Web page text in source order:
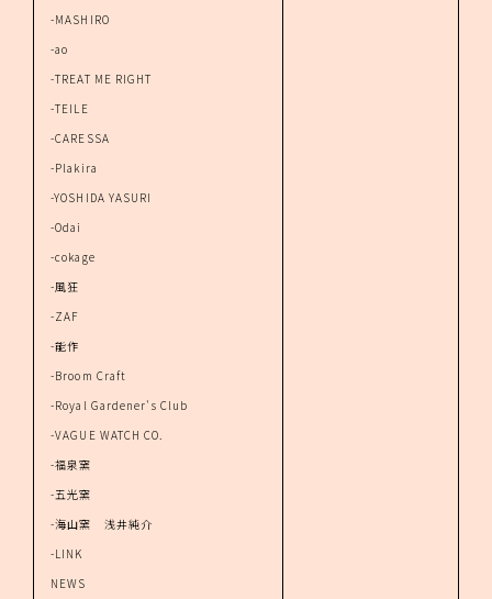
-MASHIRO
-ao
-TREAT ME RIGHT
-TEILE
-CARESSA
-Plakira
-YOSHIDA YASURI
-Odai
-cokage
-風狂
-ZAF
-能作
-Broom Craft
-Royal Gardener's Club
-VAGUE WATCH CO.
-福泉窯
-五光窯
-海山窯 浅井純介
-LINK
NEWS